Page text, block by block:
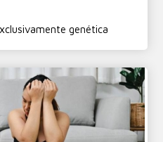
genética